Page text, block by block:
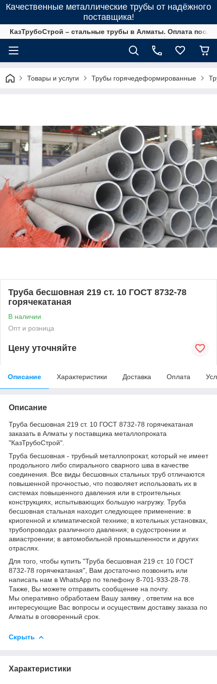
Качественные металлические трубы от надёжного
поставщика!
КазТрубоСтрой – стальные трубы в Алматы. Оплата
Товары и услуги Трубы горячедеформированные
Труба бесшовная 219 ст. 10 ГОСТ 8732-78
горячекатаная
В наличии
Опт и розница
Цену уточняйте
Описание Характеристики Доставка Оплата
Описание
Труба бесшовная 219 ст. 10 ГОСТ 8732-78 горячекатаная
заказать в Алматы у поставщика металлопроката
"КазТрубоСтрой".
Труба бесшовная - трубный металлопрокат, который не имеет
продольного либо спирального сварного шва в качестве
соединения. Все виды бесшовных стальных труб отличаются
повышенной прочностью, что позволяет использовать их в
системах повышенного давления или в строительных
конструкциях, испытывающих большую нагрузку. Труба
бесшовная стальная находит следующее применение: в
криогенной и климатической технике; в котельных установках,
трубопроводах различного давления; в судостроении и
авиастроении; в автомобильной промышленности и других
отраслях.
Для того, чтобы купить "Труба бесшовная 219 ст. 10 ГОСТ
8732-78 горячекатаная", Вам достаточно позвонить или
написать нам в WhatsApp по телефону 8-701-933-28-78.
Также, Вы можете отправить сообщение на почту.
Мы оперативно обработаем Вашу заявку , ответим на все
интересующие Вас вопросы и осуществим доставку заказа по
Алматы в оговоренный срок.
Скрыть
Характеристики